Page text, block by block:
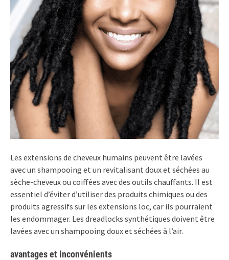
Les extensions de cheveux humains peuvent être lavées
avec un shampooing et un revitalisant doux et séchées au
sèche-cheveux ou coiffées avec des outils chauffants. Il est
essentiel d’éviter d’utiliser des produits chimiques ou des
produits agressifs sur les extensions loc, car ils pourraient
les endommager. Les dreadlocks synthétiques doivent être
lavées avec un shampooing doux et séchées à l’air.
avantages et inconvénients